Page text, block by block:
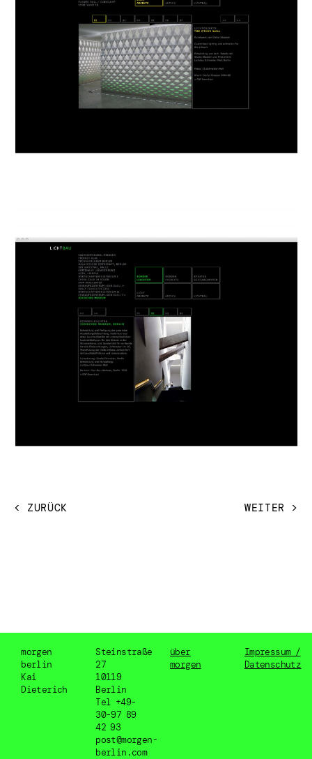
< ZURÜCK WEITER >
morgen
berlin
Kai
Dieterich
Steinstraße
27
10119
Berlin
Tel +49-
30-97 89
42 93
post@morgen-
berlin.com
über
morgen
Impressum /
Datenschutz